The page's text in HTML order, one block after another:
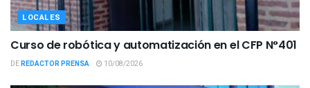
LOCALES
Curso de robótica y automatización en el CFP N°401
DEREDACTOR PRENSA 10/08/2026